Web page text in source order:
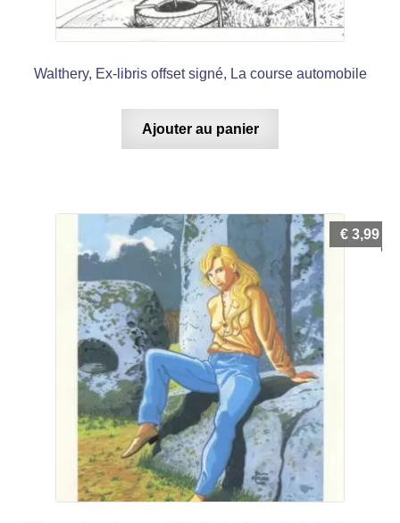
Walthery, Ex-libris offset signé, La course automobile
Ajouter au panier
€ 3,99